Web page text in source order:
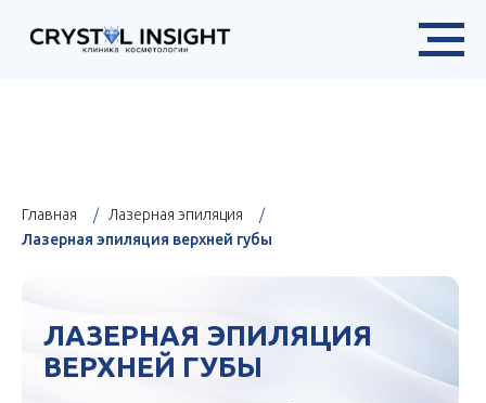
Главная / Лазерная эпиляция
/
Лазерная эпиляция верхней губы
ЛАЗЕРНАЯ ЭПИЛЯЦИЯ
ВЕРХНЕЙ ГУБЫ